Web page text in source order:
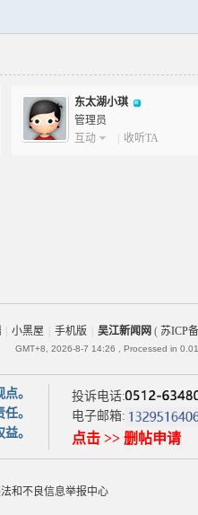
东太湖小琪
管理员
互动 收听TA
小黑屋 手机版 吴江新闻网 ( 苏ICP
GMT+8, 2026-8-7 14:26 , Processed in
。
。
。
投诉电话:
电子邮箱:
点击 >> 删帖申请
和不良信息举报中心